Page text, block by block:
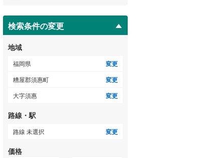
ジ
に
保
存
す
る
検索条件の変更
地域
福岡県 変更
糟屋郡須惠町 変更
大字須惠 変更
路線・駅
路線 未選択 変更
価格
三潴郡大木町(2)
田川郡添田町
田川郡大任町
京都郡苅田町
築上郡上毛町